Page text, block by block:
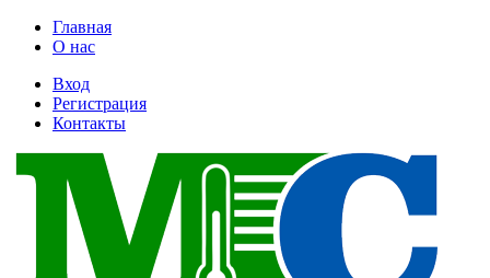
Главная
О нас
Вход
Регистрация
Контакты